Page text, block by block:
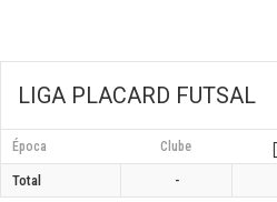
LIGA PLACARD FUTSAL
Época Clube
Total -